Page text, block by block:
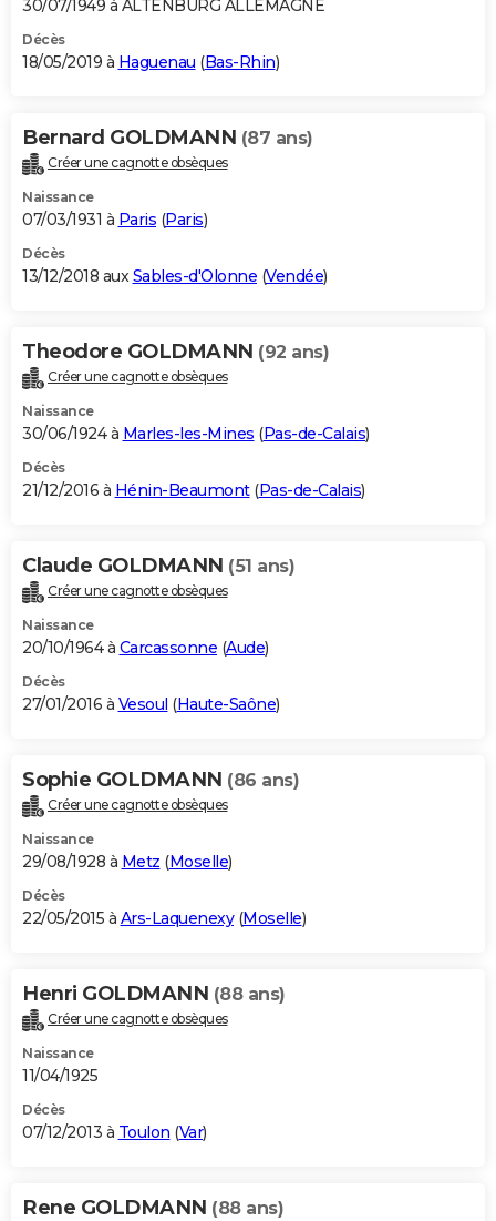
30/07/1949 à ALTENBURG ALLEMAGNE
Décès
18/05/2019 à Haguenau (Bas-Rhin)
Bernard GOLDMANN (87 ans)
Créer une cagnotte obsèques
Naissance
07/03/1931 à Paris (Paris)
Décès
13/12/2018 auxSables-d'Olonne (Vendée)
Theodore GOLDMANN (92 ans)
Créer une cagnotte obsèques
Naissance
30/06/1924 à Marles-les-Mines (Pas-de-Calais)
Décès
21/12/2016 à Hénin-Beaumont(Pas-de-Calais)
Claude GOLDMANN (51 ans)
Créer une cagnotte obsèques
Naissance
20/10/1964 à Carcassonne (Aude)
Décès
27/01/2016 à Vesoul (Haute-Saône)
Sophie GOLDMANN (86 ans)
Créer une cagnotte obsèques
Naissance
29/08/1928 à Metz (Moselle)
Décès
22/05/2015 à Ars-Laquenexy(Moselle)
Henri GOLDMANN (88 ans)
Créer une cagnotte obsèques
Naissance
11/04/1925
Décès
07/12/2013 à Toulon (Var)
Rene GOLDMANN (88 ans)